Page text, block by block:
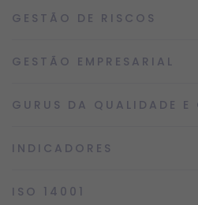
GESTÃO DE RISCOS
GESTÃO EMPRESARIAL
GURUS DA QUALIDADE E
INDICADORES
ISO 14001